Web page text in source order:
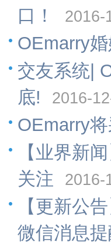
口！
2016-
OEmarry
交友系统|
底!
2016-
OEmarry
【业界新
关注
2016-
【更新公
微信消息